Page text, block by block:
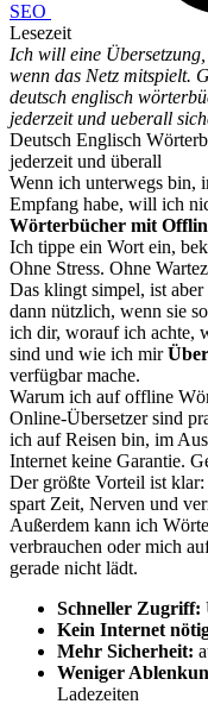
SEO
Lesezeit
Ich will eine
wenn das Netz mitspielt.
deutsch englisch
jederzeit und ueberall
Deutsch Englisch
jederzeit und überall
Wenn ich unterwegs bin,
Empfang habe, will ich
Wörterbücher mit
Ich tippe ein Wort ein,
Ohne Stress. Ohne
Das klingt simpel, ist
dann nützlich, wenn sie
ich dir, worauf ich achte,
sind und wie ich mir
verfügbar mache.
Warum ich auf offline
Online-Übersetzer sind
ich auf Reisen bin, im
Internet keine Garantie.
Der größte Vorteil ist klar:
spart Zeit, Nerven und
Außerdem kann ich
verbrauchen oder mich
gerade nicht lädt.
Schneller Zugriff:
Kein Internet
Mehr Sicherheit:
Weniger
Ladezeiten